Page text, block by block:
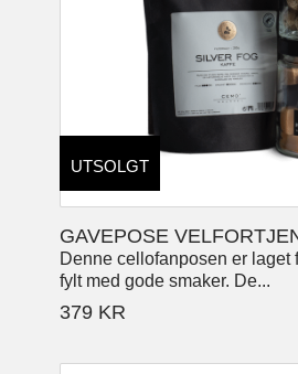
GAVEPOSE
Denne cellofanposen er laget
fylt med gode smaker. De...
379 KR
UTSOLGT